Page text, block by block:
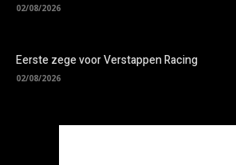
02/08/2026
Eerste zege voor Verstappen Racing
02/08/2026